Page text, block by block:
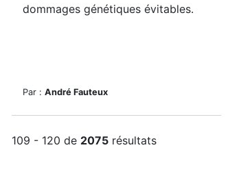
dommages génétiques évitables.
Par : André Fauteux
109 - 120 de 2075 résultats